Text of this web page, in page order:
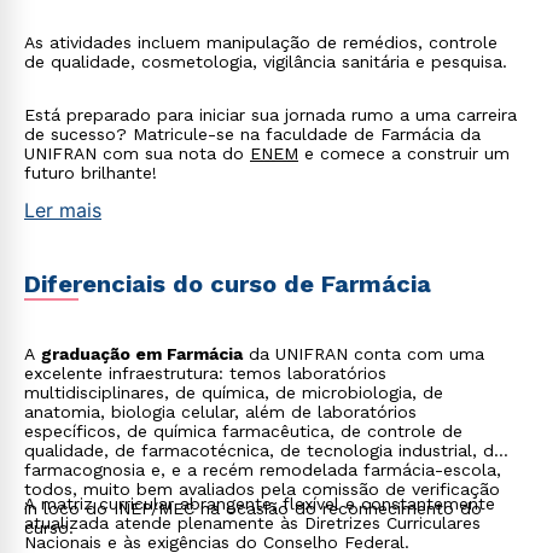
As atividades incluem manipulação de remédios, controle
de qualidade, cosmetologia, vigilância sanitária e pesquisa.
Está preparado para iniciar sua jornada rumo a uma carreira
de sucesso? Matricule-se na faculdade de Farmácia da
UNIFRAN com sua nota do ENEM e comece a construir um
futuro brilhante!
Ler mais
Diferenciais do curso de Farmácia
A graduação em Farmáciada UNIFRAN conta com uma
excelente infraestrutura: temos laboratórios
multidisciplinares, de química, de microbiologia, de
anatomia, biologia celular, além de laboratórios
específicos, de química farmacêutica, de controle de
qualidade, de farmacotécnica, de tecnologia industrial, de
farmacognosia e, e a recém remodelada farmácia-escola,
todos, muito bem avaliados pela comissão de verificação
in loco do INEP/MEC na ocasião do reconhecimento do
curso.
A matriz curricular abrangente, flexível e constantemente
atualizada atende plenamente às Diretrizes Curriculares
Nacionais e às exigências do Conselho Federal.